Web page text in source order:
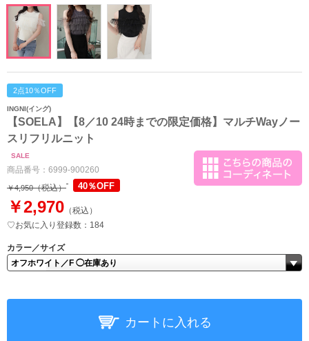
2点10％OFF
INGNI(イング)
【SOELA】【8／10 24時までの限定価格】マルチWayノー
スリフリルニット
SALE
商品番号： 6999-900260
￥4,950（税込） 40％OFF
￥2,970 （税込）
♡お気に入り登録数：184
カラー／サイズ
カートに入れる